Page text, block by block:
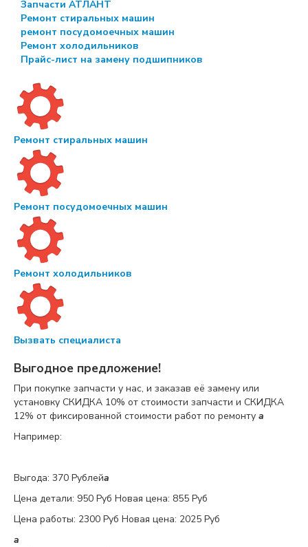
Запчасти АТЛАНТ
Ремонт стиральных машин
ремонт посудомоечных машин
Ремонт холодильников
Прайс-лист на замену подшипников
Ремонт стиральных машин
Ремонт посудомоечных машин
Ремонт холодильников
Вызвать специалиста
Выгодное предложение!
При покупке запчасти у нас, и заказав её замену или
установку СКИДКА 10% от стоимости запчасти и СКИДКА
12% от фиксированной стоимости работ по ремонту a
Например:
Выгода: 370 Рублейa
Цена детали: 950 Руб Новая цена: 855 Руб
Цена работы: 2300 Руб Новая цена: 2025 Руб
a